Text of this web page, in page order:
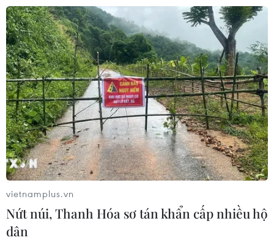
vietnamplus.vn
Nứt núi, Thanh Hóa sơ tán khẩn cấp nhiều hộ
dân